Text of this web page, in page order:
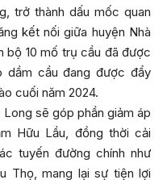
trở thành dấu mốc quan
kết nối giữa huyện Nhà
bộ 10 mố trụ cầu đã được
dầm cầu đang được đẩy
cuối năm 2024.
sẽ góp phần giảm áp
Hữu Lầu, đồng thời cải
tuyến đường chính như
Thọ, mang lại sự tiện lợi